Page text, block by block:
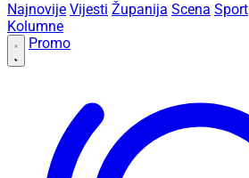
Najnovije Vijesti Županija Scena Sport
Kolumne
Promo